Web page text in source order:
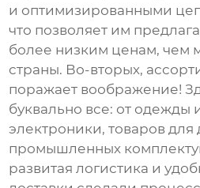
и оптимизированными
что позволяет им
более низким ценам, чем
страны. Во-вторых,
поражает воображение!
буквально все: от одежды
электроники, товаров
промышленных
развитая логистика и